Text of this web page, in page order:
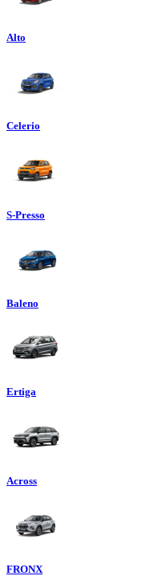
Alto
Celerio
S-Presso
Baleno
Ertiga
Across
FRONX